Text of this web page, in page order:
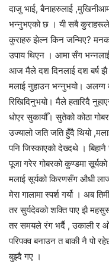
दाजु भाई, बैनाहरुलाई
भन्नुभएको छ । यी सबै कुराहरूले
कुराहरु झेल्न किन जन्मिए?
उपाय थिएन । आमा सँग भन्नलाई
आज मैले दश दिनलाई दश बर्ष झै
मलाई नुहाउन भन्नुभयो। अलग्ग
रिखिदिनुभयो। मैले हतारिदै
धोएर सुकायौँ। सुतेको कोठा गोबर
उज्यालो जति जति हुँदै थियो
पनि जिस्काएको देख्दथे ।
पूजा गरेर गोबरको कुण्डमा
मलाई सूर्यको किरणसँग औधी लाज
मेरा गालामा स्पर्श गर्यो । अब
तर सुर्यदेवको शक्ति पाए झै
तर समयले रंग भर्दै , उकाली र
परिपक्व बनाउन त बाकी नै पो
बुझ्दै गए ।